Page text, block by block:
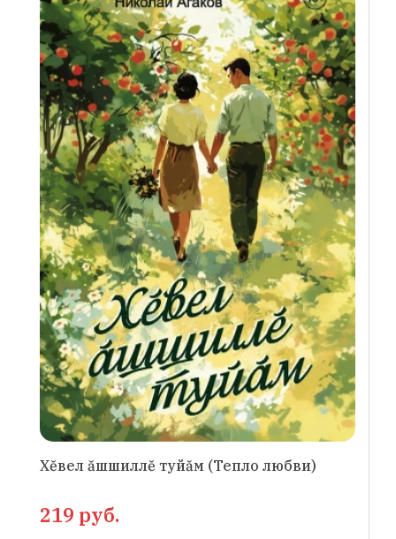
Хĕвел ăшшиллĕ туйăм (Тепло любви)
219 руб.